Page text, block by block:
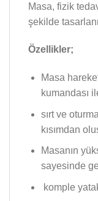
Masa, fizik
şekilde
Özellikler;
Masa
kumandası
sırt ve
kısımdan
Masanın
sayesinde
komple